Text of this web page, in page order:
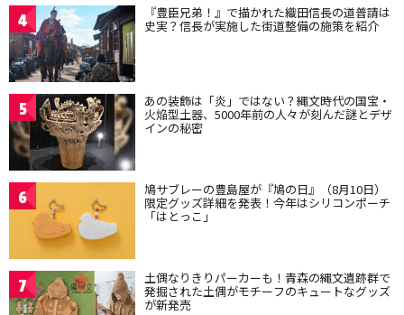
4 『豊臣兄弟！』で描かれた織田信長の道普請は
史実？信長が実施した街道整備の施策を紹介
5 あの装飾は「炎」ではない？縄文時代の国宝・
火焔型土器、5000年前の人々が刻んだ謎とデザ
インの秘密
6 鳩サブレーの豊島屋が『鳩の日』（8月10日）
限定グッズ詳細を発表！今年はシリコンポーチ
「はとっこ」
7 土偶なりきりパーカーも！青森の縄文遺跡群で
発掘された土偶がモチーフのキュートなグッズ
が新発売